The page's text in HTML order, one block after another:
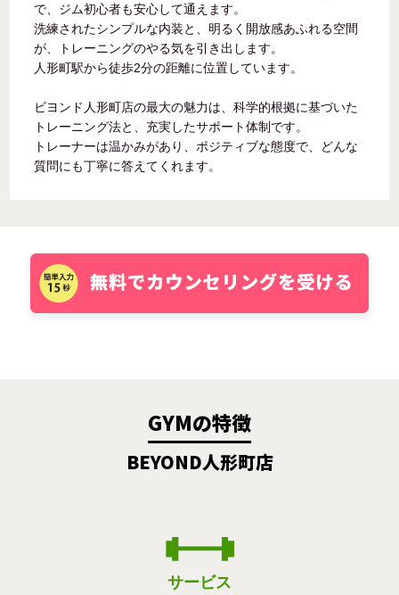
で、ジム初心者も安心して通えます。
洗練されたシンプルな内装と、明るく開放感あふれる空間
が、トレーニングのやる気を引き出します。
人形町駅から徒歩2分の距離に位置しています。
ビヨンド人形町店の最大の魅力は、科学的根拠に基づいた
トレーニング法と、充実したサポート体制です。
トレーナーは温かみがあり、ポジティブな態度で、どんな
質問にも丁寧に答えてくれます。
GYMの特徴
BEYOND人形町店
サービス